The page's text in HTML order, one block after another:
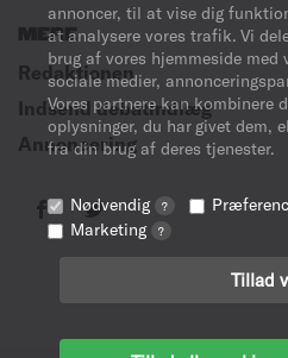
annoncer, til at vise dig
at analysere vores trafik. Vi
brug af vores hjemmeside med
sociale medier,
Vores partnere kan kombinere
oplysninger, du har givet dem,
fra din brug af deres tjenester.
Nødvendig ?
Marketing ?
Tillad
MERE
Redaktionen
Indsend debatindlæg
Annoncering